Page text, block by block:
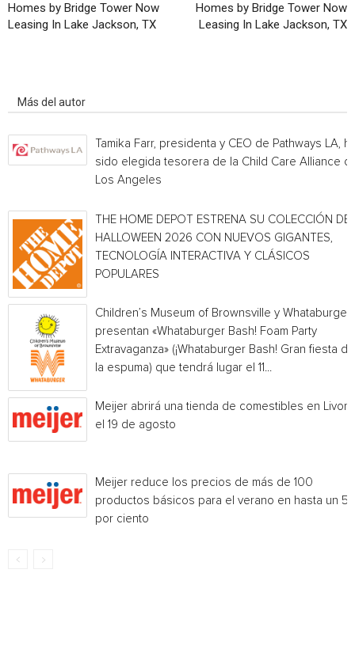
Homes by Bridge Tower Now
Leasing In Lake Jackson, TX
Homes by Bridge Tower Now
Leasing In Lake Jackson, TX
Más del autor
Tamika Farr, presidenta y CEO de Pathways LA,
sido elegida tesorera de la Child Care Alliance of
Los Angeles
THE HOME DEPOT ESTRENA SU COLECCIÓN DE
HALLOWEEN 2026 CON NUEVOS GIGANTES,
TECNOLOGÍA INTERACTIVA Y CLÁSICOS
POPULARES
Children’s Museum of Brownsville y Whataburger
presentan «Whataburger Bash! Foam Party
Extravaganza» (¡Whataburger Bash! Gran fiesta de
la espuma) que tendrá lugar el 11...
Meijer abrirá una tienda de comestibles en
el 19 de agosto
Meijer reduce los precios de más de 100
productos básicos para el verano en hasta un
por ciento